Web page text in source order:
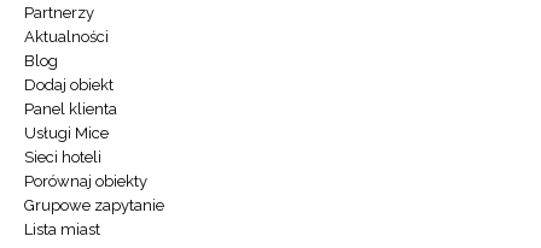
Partnerzy
Aktualności
Blog
Dodaj obiekt
Panel klienta
Usługi Mice
Sieci hoteli
Porównaj obiekty
Grupowe zapytanie
Lista miast